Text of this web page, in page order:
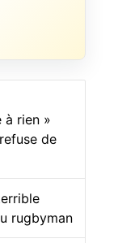
à rien »
de
rugbyman